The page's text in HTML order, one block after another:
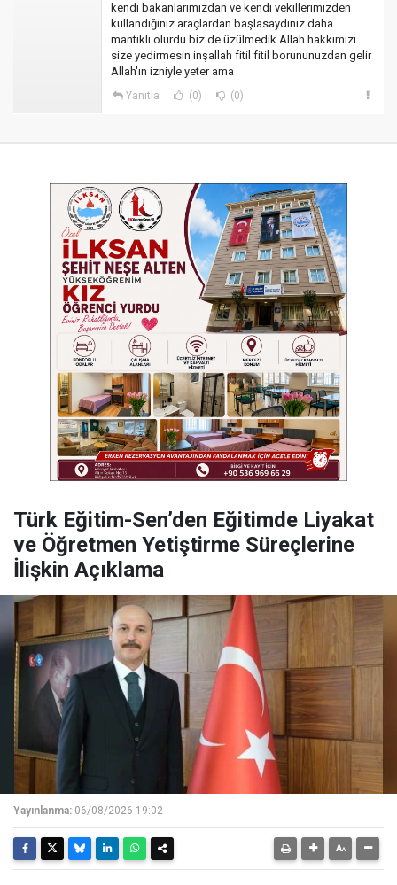
kendi bakanlarımızdan ve kendi vekillerimizden
kullandığınız araçlardan başlasaydınız daha
mantıklı olurdu biz de üzülmedik Allah hakkımızı
size yedirmesin inşallah fitil fitil borununuzdan gelir
Allah'ın izniyle yeter ama
Yanıtla (0) (0)
Türk Eğitim-Sen’den Eğitimde Liyakat
ve Öğretmen Yetiştirme Süreçlerine
İlişkin Açıklama
Yayınlanma: 06/08/2026 19:02